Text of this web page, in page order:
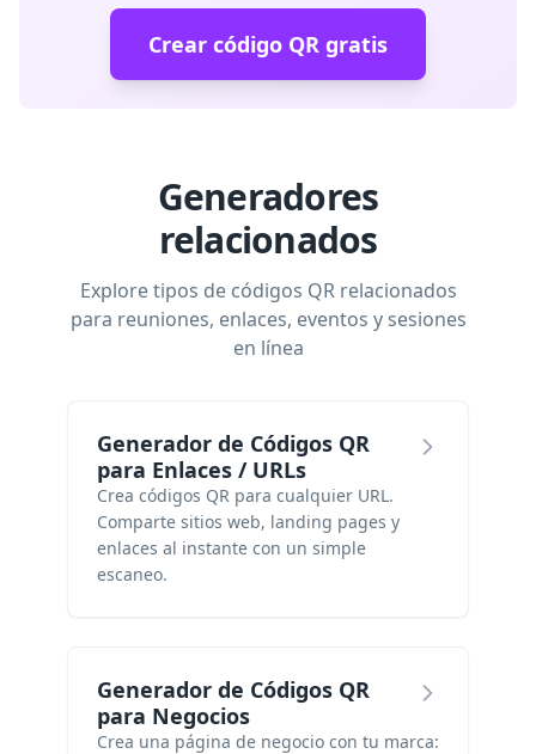
Crear código QR gratis
Generadores
relacionados
Explore tipos de códigos QR relacionados
para reuniones, enlaces, eventos y sesiones
en línea
Generador de Códigos QR
para Enlaces / URLs
Crea códigos QR para cualquier URL.
Comparte sitios web, landing pages y
enlaces al instante con un simple
escaneo.
Generador de Códigos QR
para Negocios
Crea una página de negocio con tu marca: